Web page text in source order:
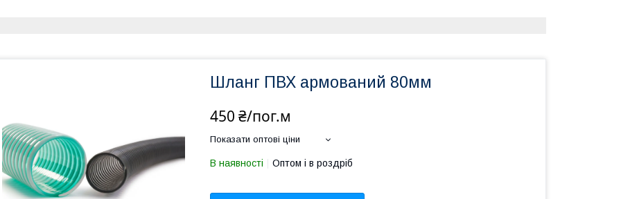
Шланг ПВХ армований 80мм
450 ₴/пог.м
Показати оптові ціни
В наявності Оптом і в роздріб